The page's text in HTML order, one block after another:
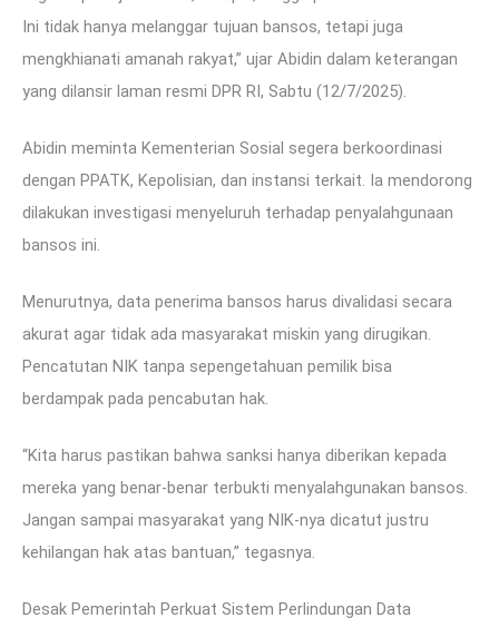
Ini tidak hanya melanggar tujuan bansos, tetapi juga
mengkhianati amanah rakyat,” ujar Abidin dalam keterangan
yang dilansir laman resmi DPR RI, Sabtu (12/7/2025).
Abidin meminta Kementerian Sosial segera berkoordinasi
dengan PPATK, Kepolisian, dan instansi terkait. Ia mendorong
dilakukan investigasi menyeluruh terhadap penyalahgunaan
bansos ini.
Menurutnya, data penerima bansos harus divalidasi secara
akurat agar tidak ada masyarakat miskin yang dirugikan.
Pencatutan NIK tanpa sepengetahuan pemilik bisa
berdampak pada pencabutan hak.
“Kita harus pastikan bahwa sanksi hanya diberikan kepada
mereka yang benar-benar terbukti menyalahgunakan bansos.
Jangan sampai masyarakat yang NIK-nya dicatut justru
kehilangan hak atas bantuan,” tegasnya.
Desak Pemerintah Perkuat Sistem Perlindungan Data